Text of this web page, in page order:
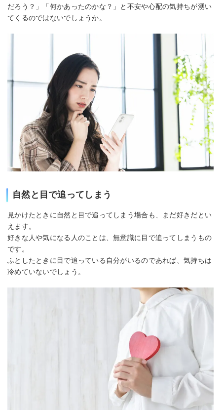
だろう？」「何かあったのかな？」と不安や心配の気持ちが湧い
てくるのではないでしょうか。
自然と目で追ってしまう
見かけたときに自然と目で追ってしまう場合も、まだ好きだとい
えます。
好きな人や気になる人のことは、無意識に目で追ってしまうもの
です。
ふとしたときに目で追っている自分がいるのであれば、気持ちは
冷めていないでしょう。